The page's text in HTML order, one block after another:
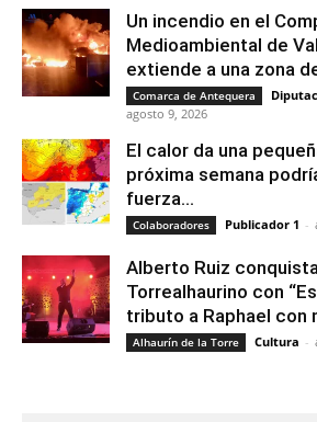
Un incendio en el
Medioambiental de
extiende a una zona
Comarca de Antequera
agosto 9, 2026
El calor da una
próxima semana
fuerza...
Colaboradores Publicador 1 -
Alberto Ruiz
Torrealhaurino con
tributo a Raphael con
Alhaurín de la Torre Cultura -